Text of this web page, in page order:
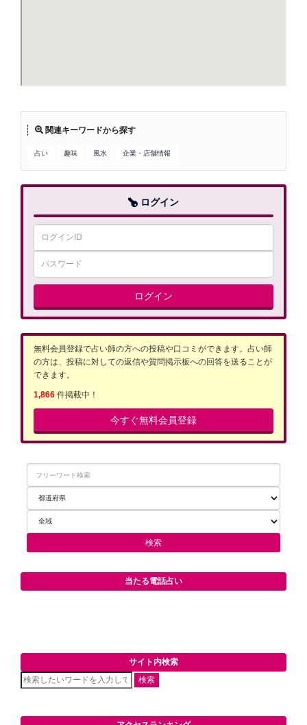
関連キーワードから探す
占い 趣味 風水 企業・店舗情報
ログイン
ログイン
無料会員登録で占い師の方への投稿や口コミができます。占い師
の方は、投稿に対しての返信や質問掲示板への回答を送ることが
できます。
1,866 件掲載中！
今すぐ無料会員登録
当たる電話占い
サイト内検索
検索